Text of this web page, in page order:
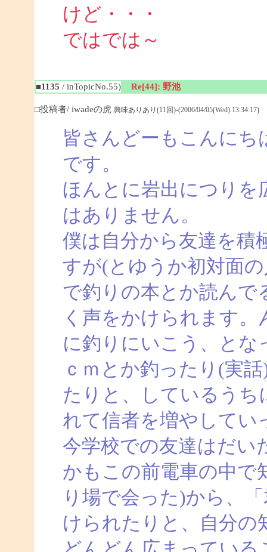
けど・・・
ではでは～
■1135 / inTopicNo.55) Re[44]: 野池
□投稿者/ iwadeの虎 興味ありあり(11回)-(2006/04/05(Wed) 13:34:17)
皆さんどーもこんにち
です。
ほんとに岩出につりを
はありません。
僕は自分から友達を積
すが(とゆうか初対面
で釣りの本とか読んで
く声をかけられます
に釣りにいこう、とな
ｃｍとか釣ったり(実
たりと、しているう
れて信者を増やしてい
今学校での友達はだい
かもこの前電車の中で
り場で会った)から、
けられたりと、自分の